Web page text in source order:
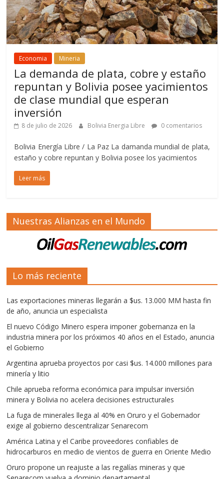
Economia Mineria
La demanda de plata, cobre y estaño
repuntan y Bolivia posee yacimientos
de clase mundial que esperan
inversión
8 de julio de 2026 Bolivia Energia Libre 0 comentarios
Bolivia Energía Libre / La Paz La damanda mundial de plata,
estaño y cobre repuntan y Bolivia posee los yacimientos
Leer más
Nuestras Alianzas en el Mundo
Lo más reciente
Las exportaciones mineras llegarán a $us. 13.000 MM hasta fin
de año, anuncia un especialista
El nuevo Código Minero espera imponer gobernanza en la
industria minera por los próximos 40 años en el Estado, anuncia
el Gobierno
Argentina aprueba proyectos por casi $us. 14.000 millones para
minería y litio
Chile aprueba reforma económica para impulsar inversión
minera y Bolivia no acelera decisiones estructurales
La fuga de minerales llega al 40% en Oruro y el Gobernador
exige al gobierno descentralizar Senarecom
América Latina y el Caribe proveedores confiables de
hidrocarburos en medio de vientos de guerra en Oriente Medio
Oruro propone un reajuste a las regalías mineras y que